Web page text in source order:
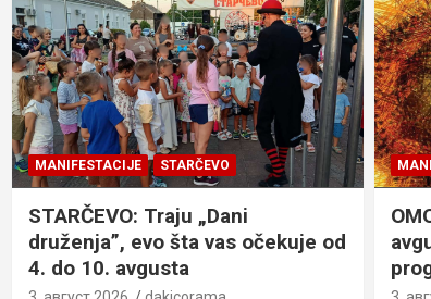
MANIFESTACIJE STARČEVO
STARČEVO: Traju „Dani
druženja”, evo šta vas očekuje od
4. do 10. avgusta